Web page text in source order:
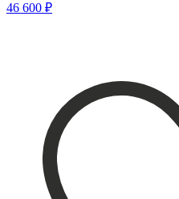
46 600 ₽